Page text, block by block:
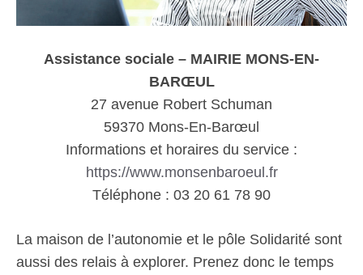
Assistance sociale – MAIRIE MONS-EN-
BARŒUL
27 avenue Robert Schuman
59370 Mons-En-Barœul
Informations et horaires du service :
https://www.monsenbaroeul.fr
Téléphone : 03 20 61 78 90
La maison de l’autonomie et le pôle Solidarité sont
aussi des relais à explorer. Prenez donc le temps